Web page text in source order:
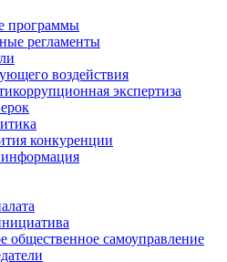
программы
регламенты
воздействия
экспертиза
конкуренции
информация
общественное самоуправление